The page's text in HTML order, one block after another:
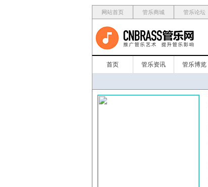
网站首页 管乐商城 管乐论坛
首页 管乐资讯 管乐博览